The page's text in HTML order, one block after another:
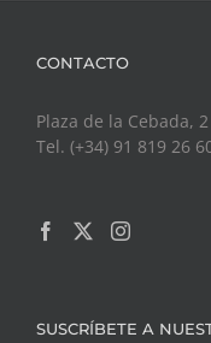
CONTACTO
Plaza de la Cebada,
Tel. (+34) 91 819 26
SUSCRÍBETE A